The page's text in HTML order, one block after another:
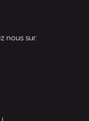
nous sur: